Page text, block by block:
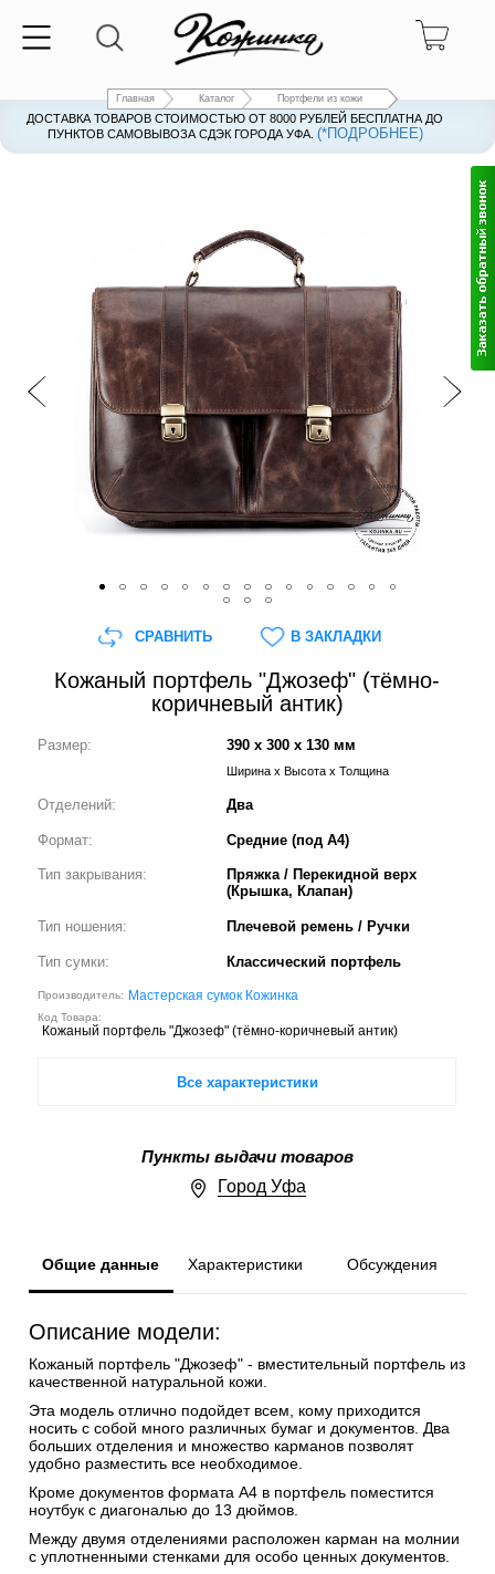
Главная Каталог Портфели из кожи
ДОСТАВКА ТОВАРОВ СТОИМОСТЬЮ ОТ 8000 РУБЛЕЙ БЕСПЛАТНА ДО
ПУНКТОВ САМОВЫВОЗА СДЭК ГОРОДА УФА. (*ПОДРОБНЕЕ)
Кожаный портфель "Джозеф" (тёмно-
коричневый антик)
Размер: 390 x 300 x 130 мм
Ширина x Высота x Толщина
Отделений: Два
Формат: Средние (под А4)
Тип закрывания:
Пряжка / Перекидной верх
(Крышка, Клапан)
Тип ношения: Плечевой ремень / Ручки
Тип сумки: Классический портфель
Производитель: Мастерская сумок Кожинка
Код Товара:
Кожаный портфель "Джозеф" (тёмно-коричневый антик)
Все характеристики
Пункты выдачи товаров
Город Уфа
СРАВНИТЬ В ЗАКЛАДКИ
Общие данные Характеристики Обсуждения
Описание модели:
Кожаный портфель "Джозеф" - вместительный портфель из
качественной натуральной кожи.
Эта модель отлично подойдет всем, кому приходится
носить с собой много различных бумаг и документов. Два
больших отделения и множество карманов позволят
удобно разместить все необходимое.
Кроме документов формата А4 в портфель поместится
ноутбук с диагональю до 13 дюймов.
Между двумя отделениями расположен карман на молнии
с уплотненными стенками для особо ценных документов.